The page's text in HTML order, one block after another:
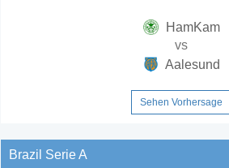
HamKam
vs
Aalesund
Sehen Vorhersage
Brazil Serie A